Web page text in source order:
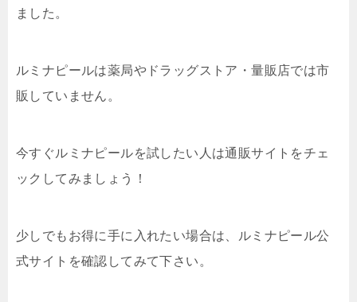
ました。
ルミナピールは薬局やドラッグストア・量販店では市
販していません。
今すぐルミナピールを試したい人は通販サイトをチェ
ックしてみましょう！
少しでもお得に手に入れたい場合は、ルミナピール公
式サイトを確認してみて下さい。